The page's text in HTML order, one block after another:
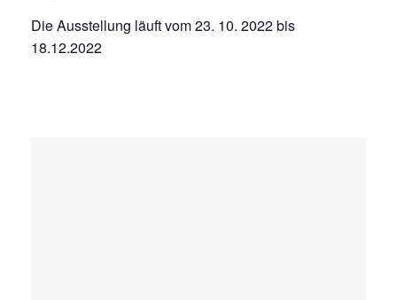
Die Ausstellung läuft vom 23. 10. 2022 bis
18.12.2022